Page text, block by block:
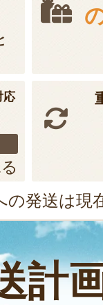
応
の発送は現
計